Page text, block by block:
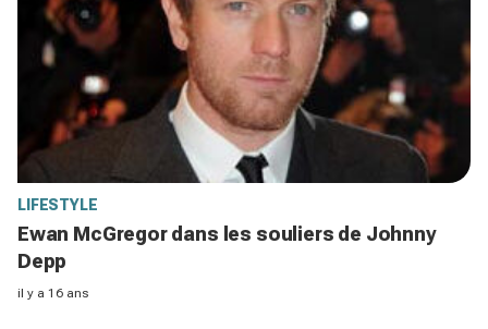
LIFESTYLE
Ewan McGregor dans les souliers de Johnny
Depp
il y a 16 ans